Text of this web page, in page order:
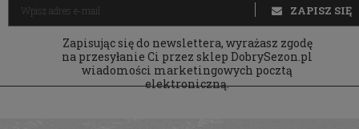
Zapisując się do newslettera, wyrażasz zgodę
na przesyłanie Ci przez sklep DobrySezon.pl
wiadomości marketingowych pocztą
elektroniczną.
ZAPISZ SIĘ